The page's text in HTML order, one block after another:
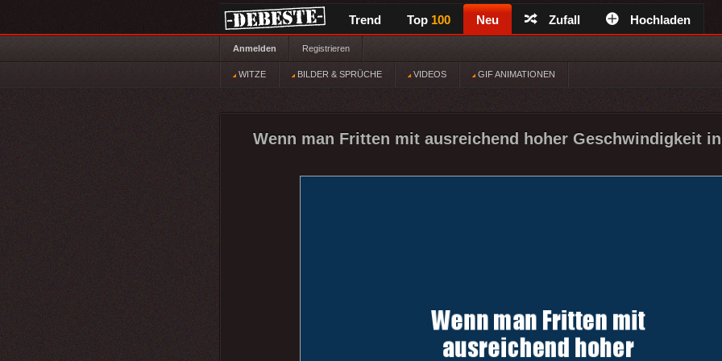
Trend Top 100 Neu Zufall Hochladen
Anmelden Registrieren
WITZE BILDER & SPRÜCHE VIDEOS GIF ANIMATIONEN
Wenn man Fritten mit ausreichend hoher Geschwindigkeit